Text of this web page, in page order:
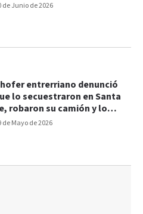
de Junio de 2026
de Mayo de 2026
entrerriano denunció
lo secuestraron en Santa
robaron su camión y lo
en Córdoba